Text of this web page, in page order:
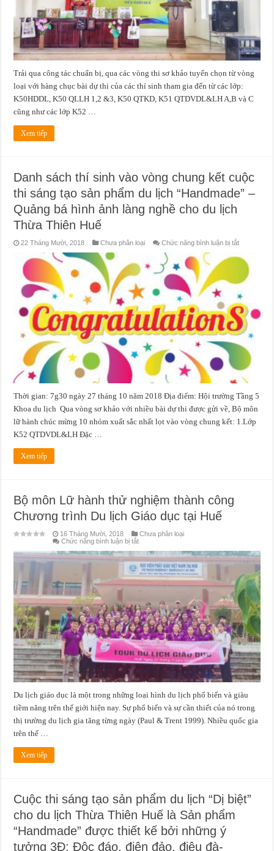
trong
cuộc
thi
sáng
tạo
phẩm
–
quảng
bá
Huế
Trải qua công tác chuẩn bị, qua các vòng thi sơ khảo tuyển chọn từ vòng
loại với hàng chục bài dự thi của các thí sinh tham gia đến từ các lớp:
K50HDDL, K50 QLLH 1,2 &3, K50 QTKD, K51 QTDVDL&LH A,B và C
cũng như các lớp K52 …
Xem tiếp
Danh sách thí sinh vào vòng chung kết cuộc
thi sáng tạo sản phẩm du lịch “Handmade” –
Quảng bá hình ảnh làng nghề cho du lịch
Thừa Thiên Huế
22 Tháng Mười, 2018 Chưa phân loại Chức năng bình luận bị tắtở
sách
thí
sinh
vào
vòng
chung
kết
cuộc
thi
sáng
tạo
sản
phẩm
du
Quảng
hình
làng
nghề
cho
Thời gian: 7g30 ngày 27 tháng 10 năm 2018 Địa điểm: Hội trường Tầng 5
Khoa du lịch Qua vòng sơ khảo với nhiều bài dự thi được gửi về, Bộ môn
lữ hành chúc mừng 10 nhóm xuất sắc nhất lọt vào vòng chung kết: 1.Lớp
K52 QTDVDL&LH Đặc …
Xem tiếp
Bộ môn Lữ hành thử nghiệm thành công
Chương trình Du lịch Giáo dục tại Huế
16 Tháng Mười, 2018
Chưa phân loại
Chức năng bình luận bị tắtở
môn
Lữ
hành
thử
nghiệm
Chương
trình
Du
lịch
Giáo
dục
tại
Huế
Du lịch giáo dục là một trong những loại hình du lịch phổ biến và giàu
tiềm năng trên thế giới hiện nay. Sự phổ biến và sự cần thiết của nó trong
thị trường du lịch gia tăng từng ngày (Paul & Trent 1999). Nhiều quốc gia
trên thế …
Xem tiếp
Cuộc thi sáng tạo sản phẩm du lịch “Dị biệt”
cho du lịch Thừa Thiên Huế là Sản phẩm
“Handmade” được thiết kế bởi những ý
tưởng 3Đ: Độc đáo, điên đảo, điệu đà-